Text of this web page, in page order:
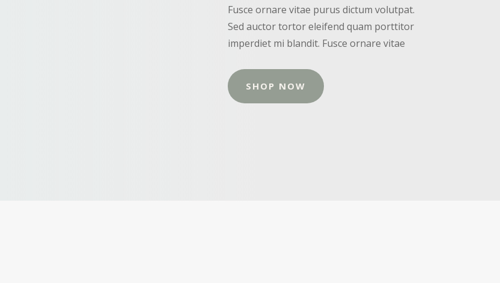
Fusce ornare vitae purus dictum volutpat.
Sed auctor tortor eleifend quam porttitor
imperdiet mi blandit. Fusce ornare vitae
SHOP NOW